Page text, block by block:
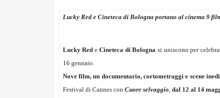
Lucky Red e Cineteca di Bologna portano al cinema 9
Lucky Red eCineteca di Bologna si uniscono per
16 gennaio.
Nove film, un documentario, cortometraggi e scene
Festival di Cannes con Cuore selvaggio, dal 12 al 14